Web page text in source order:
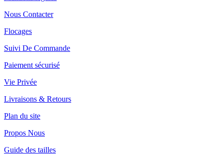
Nous Contacter
Flocages
Suivi De Commande
Paiement sécurisé
Vie Privée
Livraisons & Retours
Plan du site
Propos Nous
Guide des tailles